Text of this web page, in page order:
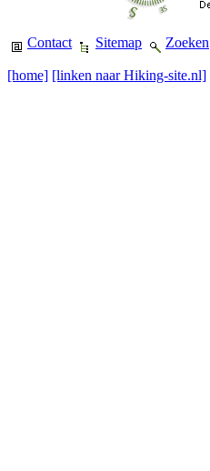
Contact Sitemap Zoeken
[home] [linken naar Hiking-site.nl]